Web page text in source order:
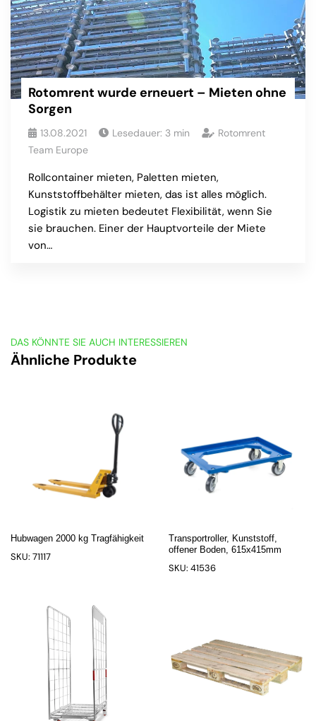
Rotomrent wurde erneuert – Mieten ohne
Sorgen
13.08.2021 Lesedauer: 3 min
Rotomrent
Team Europe
Rollcontainer mieten, Paletten mieten,
Kunststoffbehälter mieten, das ist alles möglich.
Logistik zu mieten bedeutet Flexibilität, wenn Sie
sie brauchen. Einer der Hauptvorteile der Miete
von…
DAS KÖNNTE SIE AUCH INTERESSIEREN
Ähnliche Produkte
Hubwagen 2000 kg Tragfähigkeit
SKU: 71117
Transportroller, Kunststoff,
offener Boden, 615x415mm
SKU: 41536